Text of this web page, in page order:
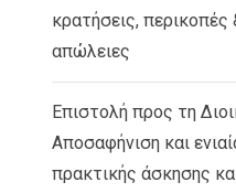
κρατήσεις, περικοπές
απώλειες
Επιστολή προς τη
Αποσαφήνιση και
πρακτικής άσκησης